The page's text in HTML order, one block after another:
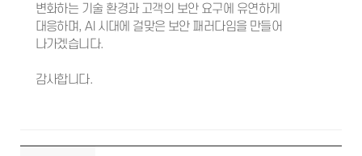
변화하는 기술 환경과 고객의 보안 요구에 유연하게
대응하며, AI 시대에 걸맞은 보안 패러다임을 만들어
나가겠습니다.
감사합니다.